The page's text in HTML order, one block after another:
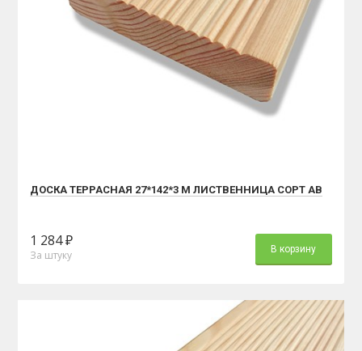
ДОСКА ТЕРРАСНАЯ 27*142*3 М ЛИСТВЕННИЦА СОРТ АВ
1 284 ₽
За штуку В корзину